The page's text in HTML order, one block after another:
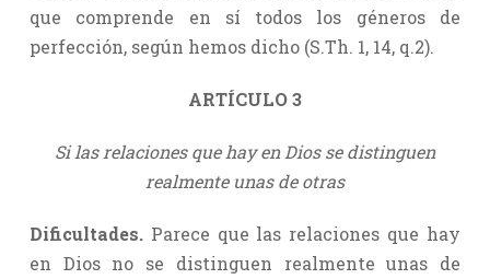
que comprende en sí todos los géneros de
perfección, según hemos dicho (S.Th. 1, 14, q.2).
ARTÍCULO 3
Si las relaciones que hay en Dios se distinguen
realmente unas de otras
Dificultades.Parece que las relaciones que hay
en Dios no se distinguen realmente unas de